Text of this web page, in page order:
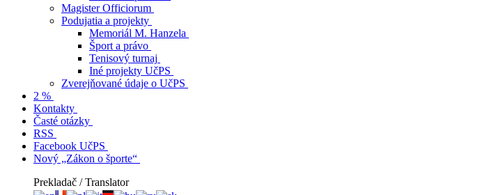
Magister Officiorum
Podujatia a projekty
Memoriál M. Hanzela
Šport a právo
Tenisový turnaj
Iné projekty UčPS
Zverejňované údaje o UčPS
2 %
Kontakty
Časté otázky
RSS
Facebook UčPS
Nový „Zákon o športe“
Prekladač / Translator